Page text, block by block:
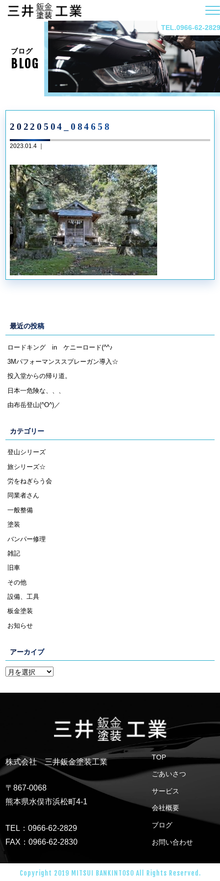
TEL.0966-62-2829
ブログ
BLOG
20220504_084658
2023.01.4 ｜
最近の投稿
ロードキング in ケニーロード(^^♪
3Mパフォーマンススプレーガン導入☆
投入堂からの帰り道。
日本一危険な、、、
由布岳登山(^O^)／
カテゴリー
登山シリーズ
旅シリーズ☆
労をねぎらう会
同業者さん
一般整備
塗装
バンパー修理
雑記
旧車
その他
設備、工具
板金塗装
お知らせ
アーカイブ
株式会社 三井鈑金塗装工業
〒867-0068
熊本県水俣市浜松町4-1
TEL：0966-62-2829
FAX：0966-62-2830
TOP
ごあいさつ
サービス
会社概要
ブログ
お問い合わせ
Copyright 2019 MITSUI BANKINTOSO All Rights Reserved.